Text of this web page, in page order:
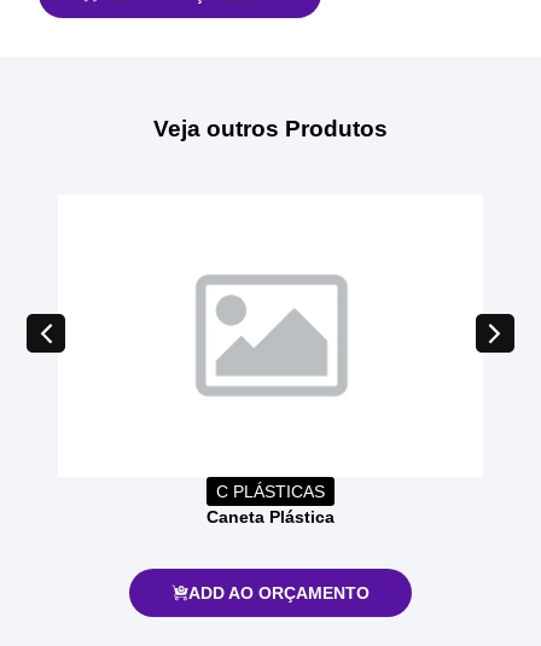
Veja outros Produtos
C PLÁSTICAS
Caneta Plástica
ADD AO ORÇAMENTO